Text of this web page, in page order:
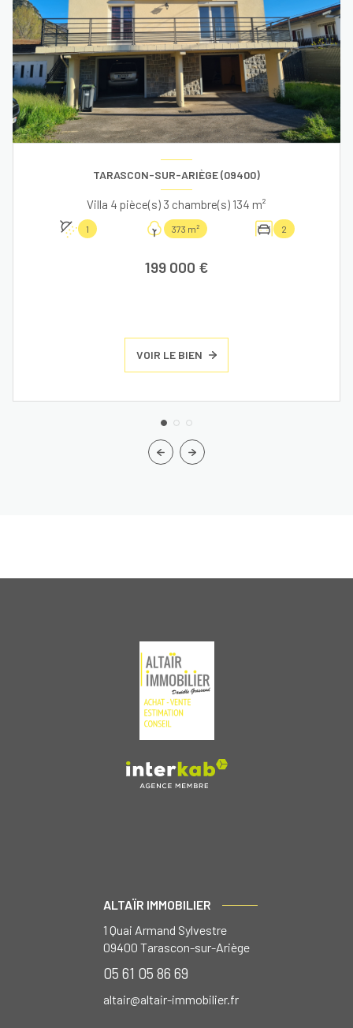
TARASCON-SUR-ARIÈGE (09400)
Villa 4 pièce(s) 3 chambre(s) 134 m²
1 373 m² 2
199 000 €
VOIR LE BIEN
ALTAÏR IMMOBILIER
1 Quai Armand Sylvestre
09400 Tarascon-sur-Ariège
05 61 05 86 69
altair@altair-immobilier.fr